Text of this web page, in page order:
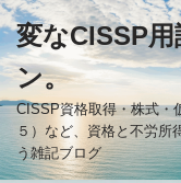
コ
ン
テ
ン
ツ
変なCISSP
ン。
CISSP資格取得・株式・
５）など、資格と不労所
う雑記ブログ